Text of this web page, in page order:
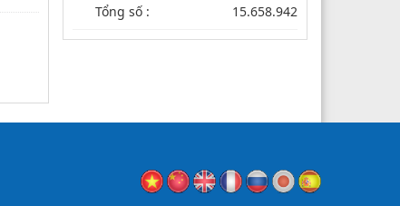
Tổng số : 15.658.942